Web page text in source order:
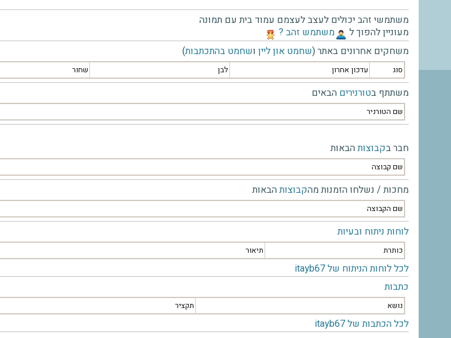
משתמשי זהב יכולים לעצב לעצמם עמוד בית עם תמונה
מעוניין להפוך ל
‫משתמש זהב ?‬
משחקים אחרונים באתר (שחמט און ליין ושחמט בהתכתבות)
סוג עדכון אחרון לבן שחור
משתתף בטורנירים הבאים
שם הטורניר
חבר בקבוצותהבאות
שם קבוצה
מחכות / נשלחו הזמנות מהקבוצותהבאות
שם הקבוצה
לוחות ניתוח ובעיות
כותרת תיאור
לכל לוחות הניתוח של itayb67
כתבות
נושא תקציר
לכל הכתבות של itayb67